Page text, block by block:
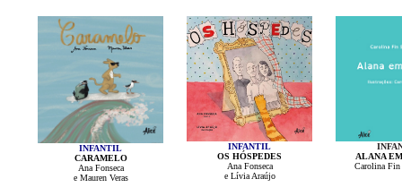
INFANTIL
CARAMELO
Ana Fonseca
e Mauren Veras
INFANTIL
OS HÓSPEDES
Ana Fonseca
e Lívia Araújo
ALANA
Carolina